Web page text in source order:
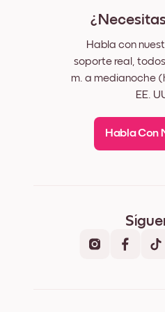
Habla con
soporte real, todos
m. a medianoche
EE.
Habla Con